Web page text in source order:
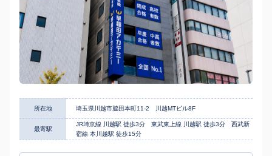
所在地 埼玉県川越市脇田本町11-2 川越MTビル8F
最寄駅
JR埼京線 川越駅 徒歩3分 東武東上線 川越駅 徒歩3分 西武新
宿線 本川越駅 徒歩15分